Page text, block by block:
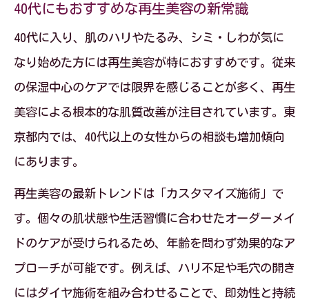
40代にもおすすめな再生美容の新常識
40代に入り、肌のハリやたるみ、シミ・しわが気に
なり始めた方には再生美容が特におすすめです。従来
の保湿中心のケアでは限界を感じることが多く、再生
美容による根本的な肌質改善が注目されています。東
京都内では、40代以上の女性からの相談も増加傾向
にあります。
再生美容の最新トレンドは「カスタマイズ施術」で
す。個々の肌状態や生活習慣に合わせたオーダーメイ
ドのケアが受けられるため、年齢を問わず効果的なア
プローチが可能です。例えば、ハリ不足や毛穴の開き
にはダイヤ施術を組み合わせることで、即効性と持続